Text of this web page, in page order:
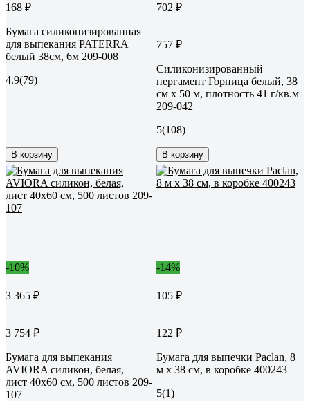
168 ₽
Бумага силиконизированная
для выпекания PATERRA
белый 38см, 6м 209-008
4.9(79)
В корзину
702 ₽
757 ₽
Силиконизированный
пергамент Горница белый, 38
см х 50 м, плотность 41 г/кв.м
209-042
5(108)
В корзину
-10%
3 365 ₽
3 754 ₽
Бумага для выпекания
AVIORA силикон, белая,
лист 40х60 см, 500 листов 209-
107
-14%
105 ₽
122 ₽
Бумага для выпечки Paclan, 8
м x 38 см, в коробке 400243
5(1)